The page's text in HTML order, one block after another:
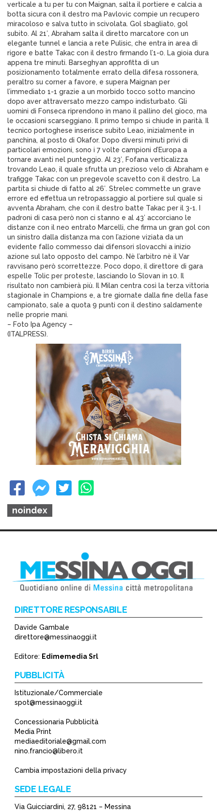
verticale a tu per tu con Maignan, salta il portiere e calcia a
botta sicura con il destro ma Pavlovic compie un recupero
miracoloso e salva tutto in scivolata. Gol sbagliato, gol
subito. Al 21′, Abraham salta il diretto marcatore con un
elegante tunnel e lancia a rete Pulisic, che entra in area di
rigore e batte Takac con il destro firmando l’1-0. La gioia dura
appena tre minuti. Barseghyan approfitta di un
posizionamento totalmente errato della difesa rossonera,
peraltro su corner a favore, e supera Maignan per
l’immediato 1-1 grazie a un morbido tocco sotto mancino
dopo aver attraversato mezzo campo indisturbato. Gli
uomini di Fonseca riprendono in mano il pallino del gioco, ma
le occasioni scarseggiano. Il primo tempo si chiude in parità. Il
tecnico portoghese inserisce subito Leao, inizialmente in
panchina, al posto di Okafor. Dopo diversi minuti privi di
particolari emozioni, sono i 7 volte campioni d’Europa a
tornare avanti nel punteggio. Al 23′, Fofana verticalizza
trovando Leao, il quale sfrutta un prezioso velo di Abraham e
trafigge Takac con un pregevole scavetto con il destro. La
partita si chiude di fatto al 26′. Strelec commette un grave
errore ed effettua un retropassaggio al portiere sul quale si
avventa Abraham, che con il destro batte Takac per il 3-1. I
padroni di casa però non ci stanno e al 43′ accorciano le
distanze con il neo entrato Marcelli, che firma un gran gol con
un sinistro dalla distanza ma con l’azione viziata da un
evidente fallo commesso dai difensori slovacchi a inizio
azione sul lato opposto del campo. Nè l’arbitro nè il Var
ravvisano però scorrettezze. Poco dopo, il direttore di gara
espelle Tolic per proteste, lasciando lo Slovan in 10. Il
risultato non cambierà più. Il Milan centra così la terza vittoria
stagionale in Champions e, a tre giornate dalla fine della fase
campionato, sale a quota 9 punti con il destino saldamente
nelle proprie mani.
– Foto Ipa Agency –
(ITALPRESS).
noindex
DIRETTORE RESPONSABILE
Davide Gambale
direttore@messinaoggi.it
Editore: Edimemedia Srl
PUBBLICITÀ
Istituzionale/Commerciale
spot@messinaoggi.it
Concessionaria Pubblicità
Media Print
mediaeditoriale@gmail.com
nino.francio@libero.it
Cambia impostazioni della privacy
SEDE LEGALE
Via Guicciardini, 27, 98121 – Messina